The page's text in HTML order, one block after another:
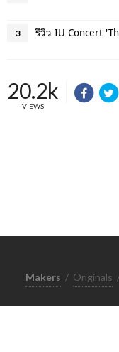
3
20.2k
VIEWS
Makers / Originals